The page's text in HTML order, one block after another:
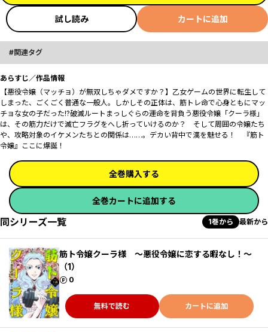
試し読み カートに追加
関連タグ
あらすじ／作品情報
【悪役令嬢（マッチョ）が無双しちゃダメですか？】乙女ゲームの世界に転生して
しまった、ごくごく普通な一般人。しかしその正体は、筋トレ命で心身ともにマッ
チョな女の子だった!?破滅ルートまっしぐらの運命を背負う悪役令嬢「クーラ様」
は、その筋力だけで滅亡フラグをへし折っていけるのか？ そして周囲の令嬢たち
や、攻略対象のイケメンたちとの関係は……。デカい背中で漢を魅せる！ 『筋ト
令嬢』ここに爆誕！
全巻購入する
全巻カートに追加する
同シリーズ一覧 1巻から 最新から
筋ト令嬢クーラ様 ～悪役令嬢に恋する暇なし！～
（1）
0
ポイント
無料で読む カートに追加